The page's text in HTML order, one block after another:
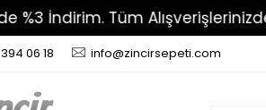
Tüm Alışverişlerinizde 800
06 18 info@zincirsepeti.com